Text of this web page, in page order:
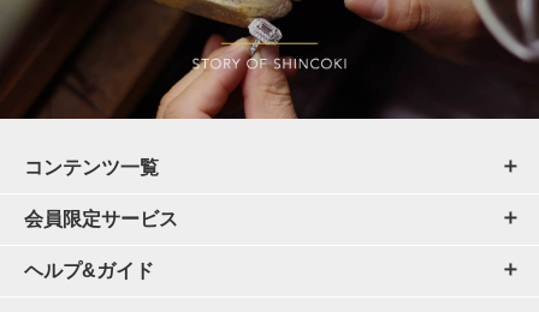
コンテンツ一覧
会員限定サービス
ヘルプ&ガイド